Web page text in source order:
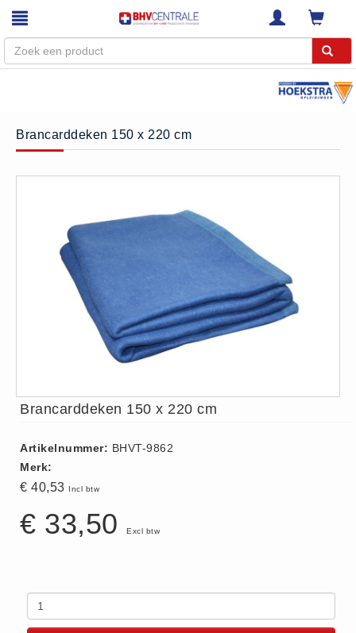
Home
Webshop
Trainingen
Diensten
Keuringen
RI&E
Bedrijfsnoodplannen
Plattegronden
VCA Trajecten
ISO 9001 Begeleiding
Inspectiecentrale
Contact
Klachten
Algemene Voorwaarden
Brancarddeken 150 x 220 cm
Brancarddeken 150 x 220 cm
Artikelnummer: BHVT-9862
Merk:
€ 40,53 Incl btw
€ 33,50 Excl btw